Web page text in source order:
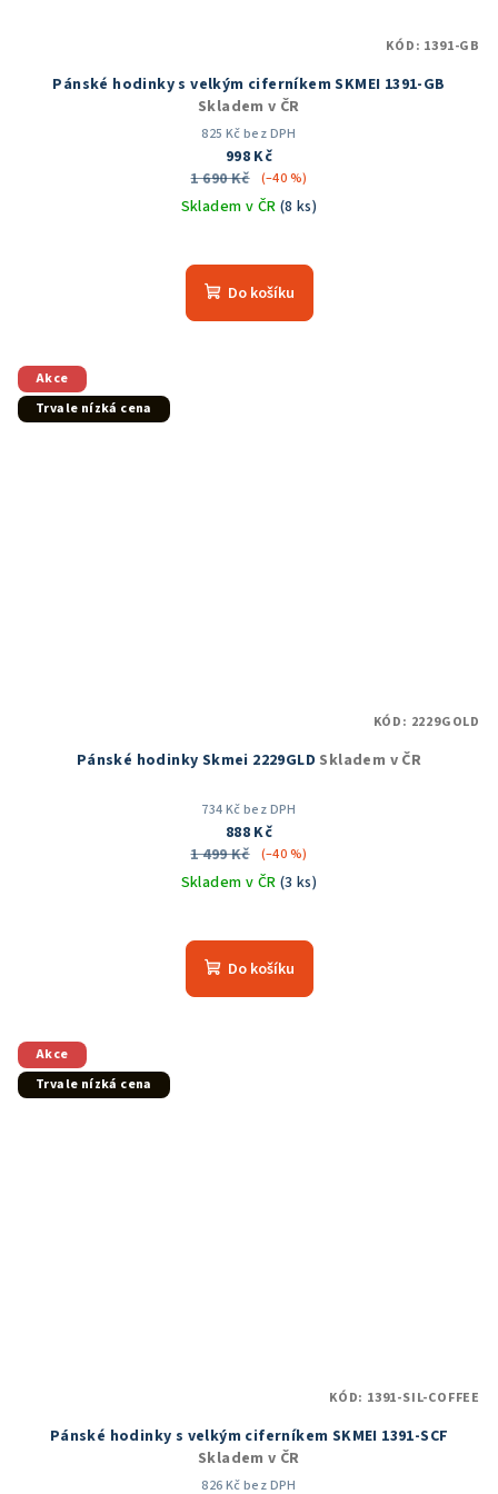
Pánské hodinky s velkým ciferníkem SKMEI 1391-GB
Skladem v ČR
825 Kč bez DPH
998 Kč
1 690 Kč
(–40 %)
Skladem v ČR (8 ks)
hodnocení
produktu
Do košíku
KÓD: 1391-GB
Akce
Trvale nízká cena
Pánské hodinky Skmei 2229GLD Skladem v ČR
734 Kč bez DPH
888 Kč
1 499 Kč
(–40 %)
Skladem v ČR (3 ks)
Do košíku
KÓD: 2229GOLD
Akce
Trvale nízká cena
Pánské hodinky s velkým ciferníkem SKMEI 1391-SCF
Skladem v ČR
826 Kč bez DPH
KÓD: 1391-SIL-COFFEE